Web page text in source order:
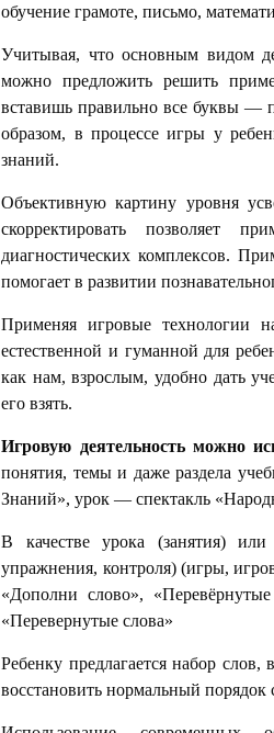
обучение грамоте, письмо,
Учитывая, что основным видом
можно предложить решить
вставишь правильно все буквы —
образом, в процессе игры у
знаний.
Объективную картину уровня
скорректировать позволяет
диагностических комплексов.
помогает в развитии
Применяя игровые технологии
естественной и гуманной для
как нам, взрослым, удобно дать
его взять.
Игровую деятельность можно
понятия, темы и даже раздела
Знаний», урок — спектакль
В качестве урока (занятия) или
упражнения, контроля) (игры,
«Дополни слово»,
«Перевернутые слова»
Ребенку предлагается набор
восстановить нормальный